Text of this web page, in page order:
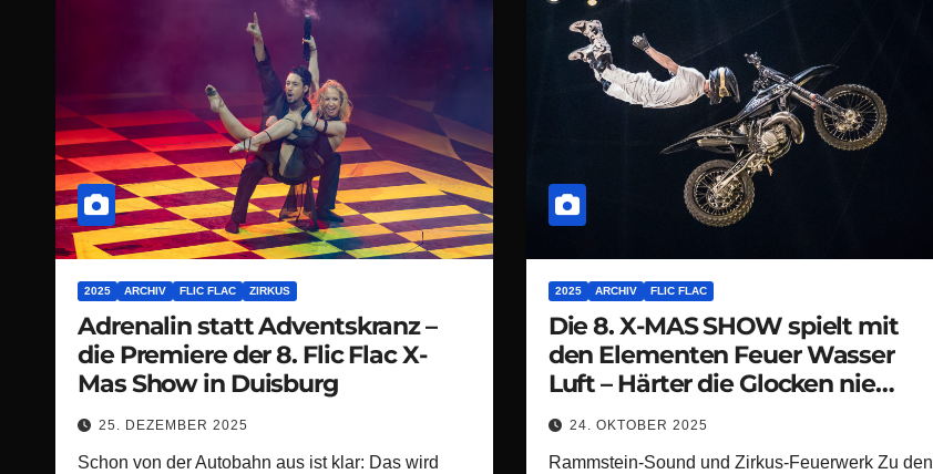
2025 ARCHIV FLIC FLAC ZIRKUS
Adrenalin statt Adventskranz –
die Premiere der 8. Flic Flac X-
Mas Show in Duisburg
25. DEZEMBER 2025
Schon von der Autobahn aus ist klar: Das wird
2025 ARCHIV FLIC FLAC
Die 8. X-MAS SHOW spielt mit
den Elementen Feuer Wasser
Luft – Härter die Glocken nie
klangen
24. OKTOBER 2025
Rammstein-Sound und Zirkus-Feuerwerk Zu den